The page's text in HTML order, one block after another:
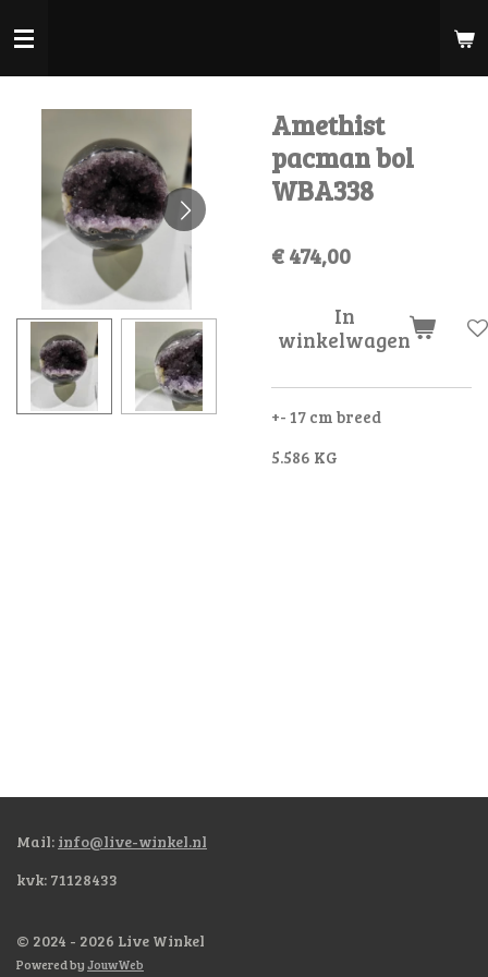
direct
Amethist
pacman bol
WBA338
€ 474,00
In
winkelwagen
+- 17 cm breed
5.586 KG
Mail: info@live-winkel.nl
kvk: 71128433
© 2024 - 2026 Live Winkel
Powered byJouwWeb